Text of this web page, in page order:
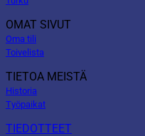
OMAT SIVUT
Oma tili
Toivelista
TIETOA MEISTÄ
Historia
Työpaikat
TIEDOTTEET